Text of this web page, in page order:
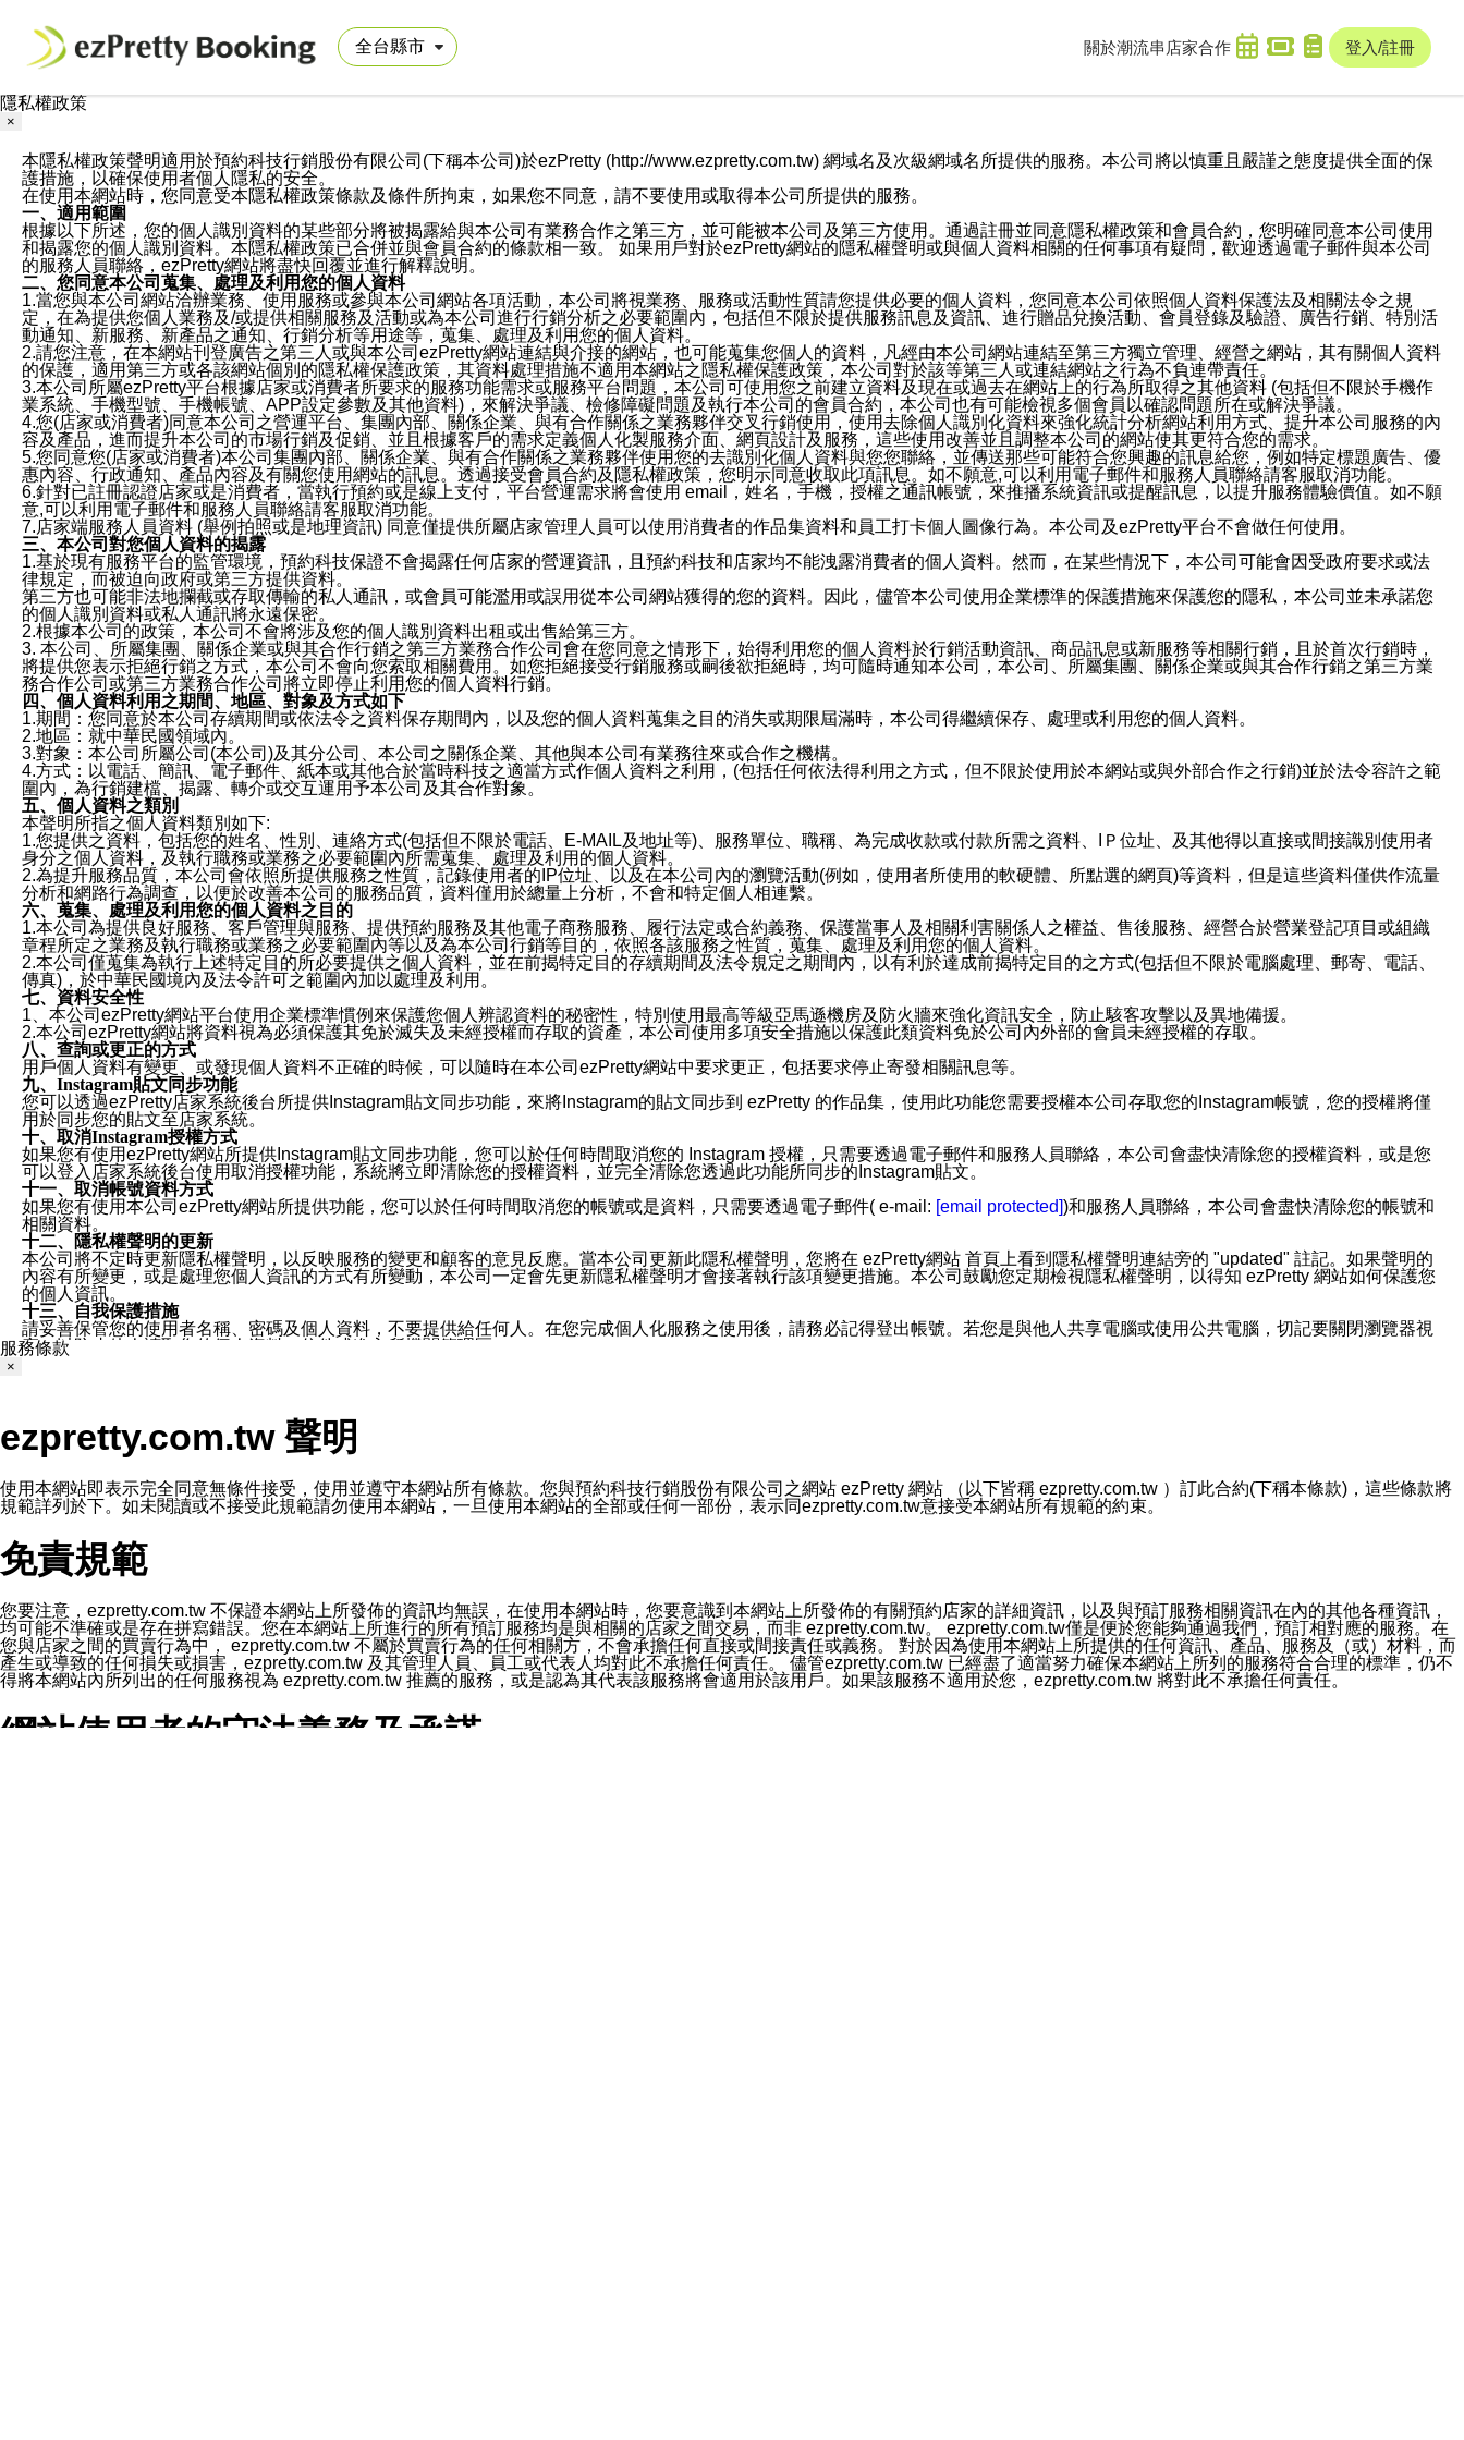
關於潮流串 店家合作 登入/註冊
隱私權政策
×
本隱私權政策聲明適用於預約科技行銷股份有限公司(下稱本公司)於ezPretty (http://www.ezpretty.com.tw) 網域名及次級網域名所提供的服務。本公司將以慎重且嚴謹之態度提供全面的保
護措施，以確保使用者個人隱私的安全。
在使用本網站時，您同意受本隱私權政策條款及條件所拘束，如果您不同意，請不要使用或取得本公司所提供的服務。
一、適用範圍
根據以下所述，您的個人識別資料的某些部分將被揭露給與本公司有業務合作之第三方，並可能被本公司及第三方使用。通過註冊並同意隱私權政策和會員合約，您明確同意本公司使用
和揭露您的個人識別資料。本隱私權政策已合併並與會員合約的條款相一致。 如果用戶對於ezPretty網站的隱私權聲明或與個人資料相關的任何事項有疑問，歡迎透過電子郵件與本公司
的服務人員聯絡，ezPretty網站將盡快回覆並進行解釋說明。
二、您同意本公司蒐集、處理及利用您的個人資料
1.當您與本公司網站洽辦業務、使用服務或參與本公司網站各項活動，本公司將視業務、服務或活動性質請您提供必要的個人資料，您同意本公司依照個人資料保護法及相關法令之規
定，在為提供您個人業務及/或提供相關服務及活動或為本公司進行行銷分析之必要範圍內，包括但不限於提供服務訊息及資訊、進行贈品兌換活動、會員登錄及驗證、廣告行銷、特別活
動通知、新服務、新產品之通知、行銷分析等用途等，蒐集、處理及利用您的個人資料。
2.請您注意，在本網站刊登廣告之第三人或與本公司ezPretty網站連結與介接的網站，也可能蒐集您個人的資料，凡經由本公司網站連結至第三方獨立管理、經營之網站，其有關個人資料
的保護，適用第三方或各該網站個別的隱私權保護政策，其資料處理措施不適用本網站之隱私權保護政策，本公司對於該等第三人或連結網站之行為不負連帶責任。
3.本公司所屬ezPretty平台根據店家或消費者所要求的服務功能需求或服務平台問題，本公司可使用您之前建立資料及現在或過去在網站上的行為所取得之其他資料 (包括但不限於手機作
業系統、手機型號、手機帳號、APP設定參數及其他資料)，來解決爭議、檢修障礙問題及執行本公司的會員合約，本公司也有可能檢視多個會員以確認問題所在或解決爭議。
4.您(店家或消費者)同意本公司之營運平台、集團內部、關係企業、與有合作關係之業務夥伴交叉行銷使用，使用去除個人識別化資料來強化統計分析網站利用方式、提升本公司服務的內
容及產品，進而提升本公司的市場行銷及促銷、並且根據客戶的需求定義個人化製服務介面、網頁設計及服務，這些使用改善並且調整本公司的網站使其更符合您的需求。
5.您同意您(店家或消費者)本公司集團內部、關係企業、與有合作關係之業務夥伴使用您的去識別化個人資料與您您聯絡，並傳送那些可能符合您興趣的訊息給您，例如特定標題廣告、優
惠內容、行政通知、產品內容及有關您使用網站的訊息。透過接受會員合約及隱私權政策，您明示同意收取此項訊息。如不願意,可以利用電子郵件和服務人員聯絡請客服取消功能。
6.針對已註冊認證店家或是消費者，當執行預約或是線上支付，平台營運需求將會使用 email，姓名，手機，授權之通訊帳號，來推播系統資訊或提醒訊息，以提升服務體驗價值。如不願
意,可以利用電子郵件和服務人員聯絡請客服取消功能。
7.店家端服務人員資料 (舉例拍照或是地理資訊) 同意僅提供所屬店家管理人員可以使用消費者的作品集資料和員工打卡個人圖像行為。本公司及ezPretty平台不會做任何使用。
三、本公司對您個人資料的揭露
1.基於現有服務平台的監管環境，預約科技保證不會揭露任何店家的營運資訊，且預約科技和店家均不能洩露消費者的個人資料。然而，在某些情況下，本公司可能會因受政府要求或法
律規定，而被迫向政府或第三方提供資料。
第三方也可能非法地攔截或存取傳輸的私人通訊，或會員可能濫用或誤用從本公司網站獲得的您的資料。因此，儘管本公司使用企業標準的保護措施來保護您的隱私，本公司並未承諾您
的個人識別資料或私人通訊將永遠保密。
2.根據本公司的政策，本公司不會將涉及您的個人識別資料出租或出售給第三方。
3. 本公司、所屬集團、關係企業或與其合作行銷之第三方業務合作公司會在您同意之情形下，始得利用您的個人資料於行銷活動資訊、商品訊息或新服務等相關行銷，且於首次行銷時，
將提供您表示拒絕行銷之方式，本公司不會向您索取相關費用。如您拒絕接受行銷服務或嗣後欲拒絕時，均可隨時通知本公司，本公司、所屬集團、關係企業或與其合作行銷之第三方業
務合作公司或第三方業務合作公司將立即停止利用您的個人資料行銷。
四、個人資料利用之期間、地區、對象及方式如下
1.期間：您同意於本公司存續期間或依法令之資料保存期間內，以及您的個人資料蒐集之目的消失或期限屆滿時，本公司得繼續保存、處理或利用您的個人資料。
2.地區：就中華民國領域內。
3.對象：本公司所屬公司(本公司)及其分公司、本公司之關係企業、其他與本公司有業務往來或合作之機構。
4.方式：以電話、簡訊、電子郵件、紙本或其他合於當時科技之適當方式作個人資料之利用，(包括任何依法得利用之方式，但不限於使用於本網站或與外部合作之行銷)並於法令容許之範
圍內，為行銷建檔、揭露、轉介或交互運用予本公司及其合作對象。
五、個人資料之類別
本聲明所指之個人資料類別如下:
1.您提供之資料，包括您的姓名、性別、連絡方式(包括但不限於電話、E-MAIL及地址等)、服務單位、職稱、為完成收款或付款所需之資料、IＰ位址、及其他得以直接或間接識別使用者
身分之個人資料，及執行職務或業務之必要範圍內所需蒐集、處理及利用的個人資料。
2.為提升服務品質，本公司會依照所提供服務之性質，記錄使用者的IP位址、以及在本公司內的瀏覽活動(例如，使用者所使用的軟硬體、所點選的網頁)等資料，但是這些資料僅供作流量
分析和網路行為調查，以便於改善本公司的服務品質，資料僅用於總量上分析，不會和特定個人相連繫。
六、蒐集、處理及利用您的個人資料之目的
1.本公司為提供良好服務、客戶管理與服務、提供預約服務及其他電子商務服務、履行法定或合約義務、保護當事人及相關利害關係人之權益、售後服務、經營合於營業登記項目或組織
章程所定之業務及執行職務或業務之必要範圍內等以及為本公司行銷等目的，依照各該服務之性質，蒐集、處理及利用您的個人資料。
2.本公司僅蒐集為執行上述特定目的所必要提供之個人資料，並在前揭特定目的存續期間及法令規定之期間內，以有利於達成前揭特定目的之方式(包括但不限於電腦處理、郵寄、電話、
傳真)，於中華民國境內及法令許可之範圍內加以處理及利用。
七、資料安全性
1、本公司ezPretty網站平台使用企業標準慣例來保護您個人辨認資料的秘密性，特別使用最高等級亞馬遜機房及防火牆來強化資訊安全，防止駭客攻擊以及異地備援。
2.本公司ezPretty網站將資料視為必須保護其免於滅失及未經授權而存取的資產，本公司使用多項安全措施以保護此類資料免於公司內外部的會員未經授權的存取。
八、查詢或更正的方式
用戶個人資料有變更、或發現個人資料不正確的時候，可以隨時在本公司ezPretty網站中要求更正，包括要求停止寄發相關訊息等。
九、Instagram貼文同步功能
您可以透過ezPretty店家系統後台所提供Instagram貼文同步功能，來將Instagram的貼文同步到 ezPretty 的作品集，使用此功能您需要授權本公司存取您的Instagram帳號，您的授權將僅
用於同步您的貼文至店家系統。
十、取消Instagram授權方式
如果您有使用ezPretty網站所提供Instagram貼文同步功能，您可以於任何時間取消您的 Instagram 授權，只需要透過電子郵件和服務人員聯絡，本公司會盡快清除您的授權資料，或是您
可以登入店家系統後台使用取消授權功能，系統將立即清除您的授權資料，並完全清除您透過此功能所同步的Instagram貼文。
十一、取消帳號資料方式
如果您有使用本公司ezPretty網站所提供功能，您可以於任何時間取消您的帳號或是資料，只需要透過電子郵件( e-mail: [email protected])和服務人員聯絡，本公司會盡快清除您的帳號和
相關資料。
十二、隱私權聲明的更新
本公司將不定時更新隱私權聲明，以反映服務的變更和顧客的意見反應。當本公司更新此隱私權聲明，您將在 ezPretty網站 首頁上看到隱私權聲明連結旁的 "updated" 註記。如果聲明的
內容有所變更，或是處理您個人資訊的方式有所變動，本公司一定會先更新隱私權聲明才會接著執行該項變更措施。本公司鼓勵您定期檢視隱私權聲明，以得知 ezPretty 網站如何保護您
的個人資訊。
十三、自我保護措施
請妥善保管您的使用者名稱、密碼及個人資料，不要提供給任何人。在您完成個人化服務之使用後，請務必記得登出帳號。若您是與他人共享電腦或使用公共電腦，切記要關閉瀏覽器視
窗，以防止他人讀取您的個人資料、信件或進入所機關管理區。
本公司/本服務將以通知型訊息傳送重要訊息給您。即使未加入本公司/本服務好友，您仍可接收到通知型訊息。
本公司/本服務傳送之通知型訊息以對您有效且重要的訊息為限，以廣告或其他目的的訊息皆不會被傳送。滿足以下三個條件者，將可收到通知型訊息。
2.該 LINE 帳號已在 LINE APP 設定中，同意接收通知型訊息。
3.LINE 帳號未封鎖傳送訊息之 LINE 官方帳號。
欲變更通知型訊息的設定，操作如下：
1.點選「主頁」＞「設定」
2.點選「隱私設定」
3.點選「提供使用資料」
5.開關「接收LINE通知型訊息」
❗️關閉「接收通知型訊息」後，將不會接收到來自任何企業官方帳號或認證官方帳號的通知型訊息。
服務條款
×
ezpretty.com.tw 聲明
使用本網站即表示完全同意無條件接受，使用並遵守本網站所有條款。您與預約科技行銷股份有限公司之網站 ezPretty 網站 （以下皆稱 ezpretty.com.tw ）訂此合約(下稱本條款)，這些條款將
規範詳列於下。如未閱讀或不接受此規範請勿使用本網站，一旦使用本網站的全部或任何一部份，表示同ezpretty.com.tw意接受本網站所有規範的約束。
免責規範
您要注意，ezpretty.com.tw 不保證本網站上所發佈的資訊均無誤，在使用本網站時，您要意識到本網站上所發佈的有關預約店家的詳細資訊，以及與預訂服務相關資訊在內的其他各種資訊，
均可能不準確或是存在拼寫錯誤。您在本網站上所進行的所有預訂服務均是與相關的店家之間交易，而非 ezpretty.com.tw。 ezpretty.com.tw僅是便於您能夠通過我們，預訂相對應的服務。在
您與店家之間的買賣行為中， ezpretty.com.tw 不屬於買賣行為的任何相關方，不會承擔任何直接或間接責任或義務。 對於因為使用本網站上所提供的任何資訊、產品、服務及（或）材料，而
產生或導致的任何損失或損害，ezpretty.com.tw 及其管理人員、員工或代表人均對此不承擔任何責任。 儘管ezpretty.com.tw 已經盡了適當努力確保本網站上所列的服務符合合理的標準，仍不
得將本網站內所列出的任何服務視為 ezpretty.com.tw 推薦的服務，或是認為其代表該服務將會適用於該用戶。如果該服務不適用於您，ezpretty.com.tw 將對此不承擔任何責任。
網站使用者的守法義務及承諾